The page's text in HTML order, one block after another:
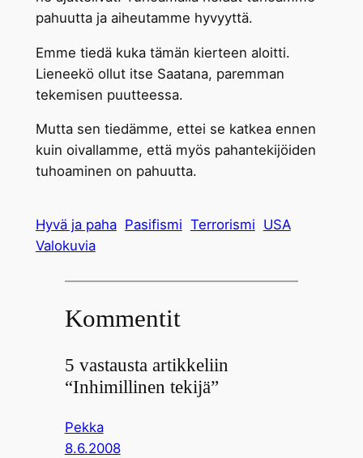
pahuutta ja aiheutamme hyvyyttä.
Emme tiedä kuka tämän kierteen aloitti.
Lieneekö ollut itse Saatana, paremman
tekemisen puutteessa.
Mutta sen tiedämme, ettei se katkea ennen
kuin oivallamme, että myös pahantekijöiden
tuhoaminen on pahuutta.
Hyvä ja paha Pasifismi Terrorismi USA
Valokuvia
Kommentit
5 vastausta artikkeliin
“Inhimillinen tekijä”
Pekka
8.6.2008